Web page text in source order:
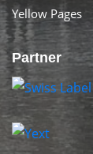
Yellow Pages
Partner